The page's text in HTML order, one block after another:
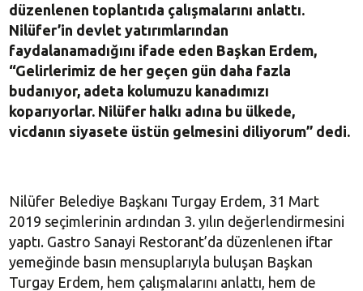
düzenlenen toplantıda çalışmalarını anlattı.
Nilüfer’in devlet yatırımlarından
faydalanamadığını ifade eden Başkan Erdem,
“Gelirlerimiz de her geçen gün daha fazla
budanıyor, adeta kolumuzu kanadımızı
koparıyorlar. Nilüfer halkı adına bu ülkede,
vicdanın siyasete üstün gelmesini diliyorum” dedi.
Nilüfer Belediye Başkanı Turgay Erdem, 31 Mart
2019 seçimlerinin ardından 3. yılın değerlendirmesini
yaptı. Gastro Sanayi Restorant’da düzenlenen iftar
yemeğinde basın mensuplarıyla buluşan Başkan
Turgay Erdem, hem çalışmalarını anlattı, hem de